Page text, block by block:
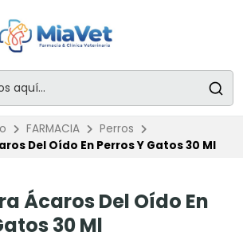
FARMACIA
Perros
Del Oído En Perros Y Gatos 30 Ml
Ácaros Del Oído En
30 Ml